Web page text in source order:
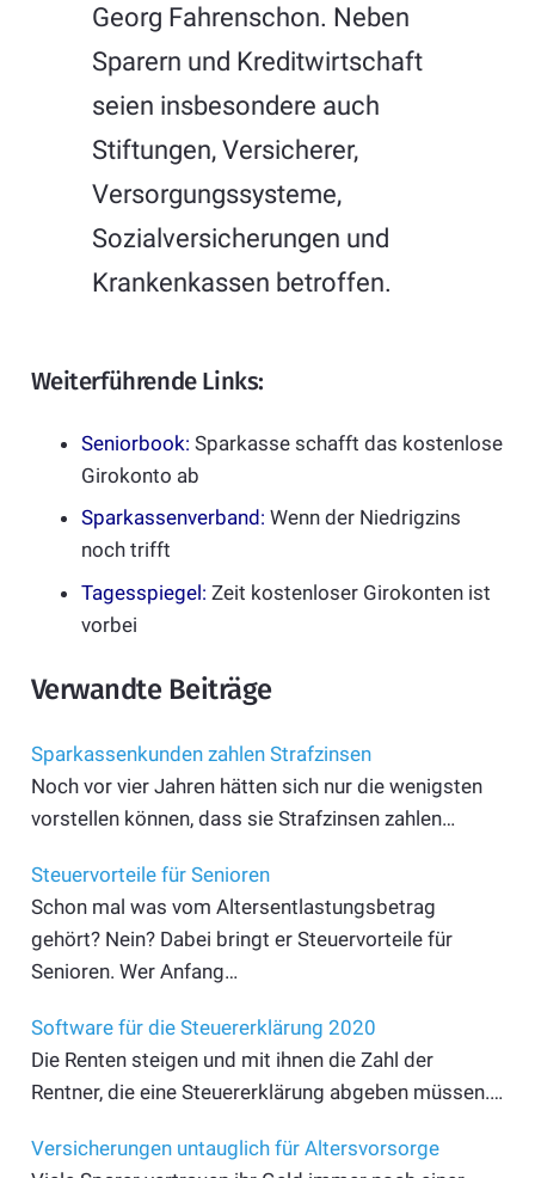
Georg Fahrenschon. Neben
Sparern und Kreditwirtschaft
seien insbesondere auch
Stiftungen, Versicherer,
Versorgungssysteme,
Sozialversicherungen und
Krankenkassen betroffen.
Weiterführende Links:
Seniorbook: Sparkasse schafft das kostenlose
Girokonto ab
Sparkassenverband: Wenn der Niedrigzins
noch trifft
Tagesspiegel: Zeit kostenloser Girokonten ist
vorbei
Verwandte Beiträge
Sparkassenkunden zahlen Strafzinsen
Noch vor vier Jahren hätten sich nur die wenigsten
vorstellen können, dass sie Strafzinsen zahlen…
Steuervorteile für Senioren
Schon mal was vom Altersentlastungsbetrag
gehört? Nein? Dabei bringt er Steuer­vorteile für
Senioren. Wer Anfang…
Software für die Steuererklärung 2020
Die Renten steigen und mit ihnen die Zahl der
Rentner, die eine Steuererklärung abgeben müssen.…
Versicherungen untauglich für Altersvorsorge